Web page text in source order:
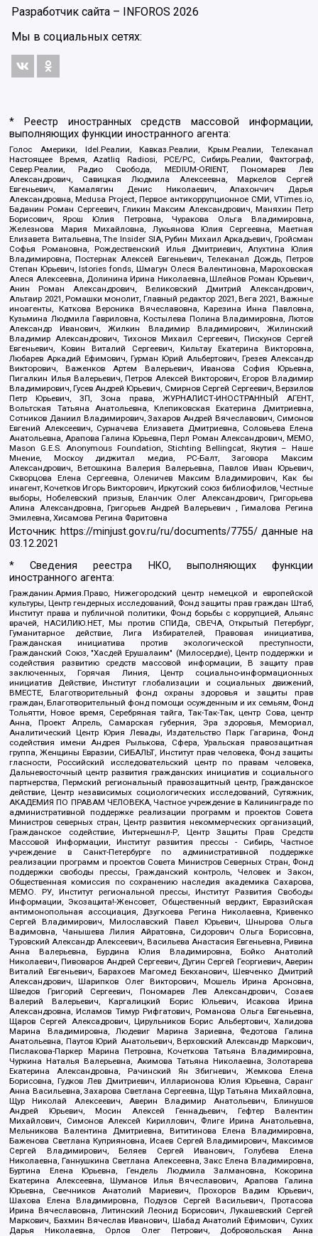
Разработчик сайта – INFOROS 2026
Мы в социальных сетях:
* Реестр иностранных средств массовой информации,
выполняющих функции иностранного агента:
Голос Америки, Idel.Реалии, Кавказ.Реалии, Крым.Реалии, Телеканал
Настоящее Время, Azatliq Radiosi, PCE/PC, Сибирь.Реалии, Фактограф,
Север.Реалии, Радио Свобода, MEDIUM-ORIENT, Пономарев Лев
Александрович, Савицкая Людмила Алексеевна, Маркелов Сергей
Евгеньевич, Камалягин Денис Николаевич, Апахончич Дарья
Александровна, Medusa Project, Первое антикоррупционное СМИ, VTimes.io,
Баданин Роман Сергеевич, Гликин Максим Александрович, Маняхин Петр
Борисович, Ярош Юлия Петровна, Чуракова Ольга Владимировна,
Железнова Мария Михайловна, Лукьянова Юлия Сергеевна, Маетная
Елизавета Витальевна, The Insider SIA, Рубин Михаил Аркадьевич, Гройсман
Софья Романовна, Рождественский Илья Дмитриевич, Апухтина Юлия
Владимировна, Постернак Алексей Евгеньевич, Телеканал Дождь, Петров
Степан Юрьевич, Istories fonds, Шмагун Олеся Валентиновна, Мароховская
Алеся Алексеевна, Долинина Ирина Николаевна, Шлейнов Роман Юрьевич,
Анин Роман Александрович, Великовский Дмитрий Александрович,
Альтаир 2021, Ромашки монолит, Главный редактор 2021, Вега 2021, Важные
иноагенты, Каткова Вероника Вячеславовна, Карезина Инна Павловна,
Кузьмина Людмила Гавриловна, Костылева Полина Владимировна, Лютов
Александр Иванович, Жилкин Владимир Владимирович, Жилинский
Владимир Александрович, Тихонов Михаил Сергеевич, Пискунов Сергей
Евгеньевич, Ковин Виталий Сергеевич, Кильтау Екатерина Викторовна,
Любарев Аркадий Ефимович, Гурман Юрий Альбертович, Грезев Александр
Викторович, Важенков Артем Валерьевич, Иванова София Юрьевна,
Пигалкин Илья Валерьевич, Петров Алексей Викторович, Егоров Владимир
Владимирович, Гусев Андрей Юрьевич, Смирнов Сергей Сергеевич, Верзилов
Петр Юрьевич, ЗП, Зона права, ЖУРНАЛИСТ-ИНОСТРАННЫЙ АГЕНТ,
Вольтская Татьяна Анатольевна, Клепиковская Екатерина Дмитриевна,
Сотников Даниил Владимирович, Захаров Андрей Вячеславович, Симонов
Евгений Алексеевич, Сурначева Елизавета Дмитриевна, Соловьева Елена
Анатольевна, Арапова Галина Юрьевна, Перл Роман Александрович, МЕМО,
Mason G.E.S. Anonymous Foundation, Stichting Bellingcat, Якутия – Наше
Мнение, Москоу диджитал медиа, РС-Балт, Заговора Максим
Александрович, Ветошкина Валерия Валерьевна, Павлов Иван Юрьевич,
Скворцова Елена Сергеевна, Оленичев Максим Владимирович, Как бы
инагент, Кочетков Игорь Викторович, Иркутский союз библиофилов, Честные
выборы, Нобелевский призыв, Еланчик Олег Александрович, Григорьева
Алина Александровна, Григорьев Андрей Валерьевич , Гималова Регина
Эмилевна, Хисамова Регина Фаритовна
Источник: https://minjust.gov.ru/ru/documents/7755/ данные на
03.12.2021
* Сведения реестра НКО, выполняющих функции
иностранного агента:
Гражданин.Армия.Право, Нижегородский центр немецкой и европейской
культуры, Центр гендерных исследований, Фонд защиты прав граждан Штаб,
Институт права и публичной политики, Фонд борьбы с коррупцией, Альянс
врачей, НАСИЛИЮ.НЕТ, Мы против СПИДа, СВЕЧА, Открытый Петербург,
Гуманитарное действие, Лига Избирателей, Правовая инициатива,
Гражданская инициатива против экологической преступности,
Гражданский Союз, "Хасдей Ерушалаим" (Милосердие), Центр поддержки и
содействия развитию средств массовой информации, В защиту прав
заключенных, Горячая Линия, Центр социально-информационных
инициатив Действие, Институт глобализации и социальных движений,
ВМЕСТЕ, Благотворительный фонд охраны здоровья и защиты прав
граждан, Благотворительный фонд помощи осужденным и их семьям, Фонд
Тольятти, Новое время, Серебряная тайга, Так-Так-Так, центр Сова, центр
Анна, Проект Апрель, Самарская губерния, Эра здоровья, Мемориал,
Аналитический Центр Юрия Левады, Издательство Парк Гагарина, Фонд
содействия имени Андрея Рылькова, Сфера, Уральская правозащитная
группа, Женщины Евразии, СИБАЛЬТ, Институт прав человека, Фонд защиты
гласности, Российский исследовательский центр по правам человека,
Дальневосточный центр развития гражданских инициатив и социального
партнерства, Пермский региональный правозащитный центр, Гражданское
действие, Центр независимых социологических исследований, Сутяжник,
АКАДЕМИЯ ПО ПРАВАМ ЧЕЛОВЕКА, Частное учреждение в Калининграде по
административной поддержке реализации программ и проектов Совета
Министров северных стран, Центр развития некоммерческих организаций,
Гражданское содействие, Интернешнл-Р, Центр Защиты Прав Средств
Массовой Информации, Институт развития прессы - Сибирь, Частное
учреждение в Санкт-Петербурге по административной поддержке
реализации программ и проектов Совета Министров Северных Стран, Фонд
поддержки свободы прессы, Гражданский контроль, Человек и Закон,
Общественная комиссия по сохранению наследия академика Сахарова,
МЕМО. РУ, Институт региональной прессы, Институт Развития Свободы
Информации, Экозащита!-Женсовет, Общественный вердикт, Евразийская
антимонопольная ассоциация, Дзугкоева Регина Николаевна, Кривенко
Сергей Владимирович, Милославский Павел Юрьевич, Шнырова Ольга
Вадимовна, Чанышева Лилия Айратовна, Сидорович Ольга Борисовна,
Туровский Александр Алексеевич, Васильева Анастасия Евгеньевна, Ривина
Анна Валерьевна, Бурдина Юлия Владимировна, Бойко Анатолий
Николаевич, Пивоваров Андрей Сергеевич, Дугин Сергей Георгиевич, Аверин
Виталий Евгеньевич, Барахоев Магомед Бекханович, Шевченко Дмитрий
Александрович, Шарипков Олег Викторович, Мошель Ирина Ароновна,
Шведов Григорий Сергеевич, Пономарев Лев Александрович, Созаев
Валерий Валерьевич, Каргалицкий Борис Юльевич, Исакова Ирина
Александровна, Исламов Тимур Рифгатович, Романова Ольга Евгеньевна,
Щаров Сергей Алексадрович, Цирульников Борис Альбертович, Халидова
Марина Владимировна, Людевиг Марина Зариевна, Федотова Галина
Анатольевна, Паутов Юрий Анатольевич, Верховский Александр Маркович,
Пислакова-Паркер Марина Петровна, Кочеткова Татьяна Владимировна,
Чуркина Наталья Валерьевна, Акимова Татьяна Николаевна, Золотарева
Екатерина Александровна, Рачинский Ян Збигневич, Жемкова Елена
Борисовна, Гудков Лев Дмитриевич, Илларионова Юлия Юрьевна, Саранг
Анна Васильевна, Захарова Светлана Сергеевна, Щур Татьяна Михайловна,
Щур Николай Алексеевич, Аверин Владимир Анатольевич, Блинушов
Андрей Юрьевич, Мосин Алексей Геннадьевич, Гефтер Валентин
Михайлович, Симонов Алексей Кириллович, Флиге Ирина Анатольевна,
Мельникова Валентина Дмитриевна, Вититинова Елена Владимировна,
Баженова Светлана Куприяновна, Исаев Сергей Владимирович, Максимов
Сергей Владимирович, Беляев Сергей Иванович, Голубева Елена
Николаевна, Ганнушкина Светлана Алексеевна, Закс Елена Владимировна,
Буртина Елена Юрьевна, Гендель Людмила Залмановна, Кокорина
Екатерина Алексеевна, Шуманов Илья Вячеславович, Арапова Галина
Юрьевна, Свечников Анатолий Мариевич, Прохоров Вадим Юрьевич,
Шахова Елена Владимировна, Подузов Сергей Васильевич, Протасова
Ирина Вячеславовна, Литинский Леонид Борисович, Лукашевский Сергей
Маркович, Бахмин Вячеслав Иванович, Шабад Анатолий Ефимович, Сухих
Дарья Николаевна, Орлов Олег Петрович, Добровольская Анна